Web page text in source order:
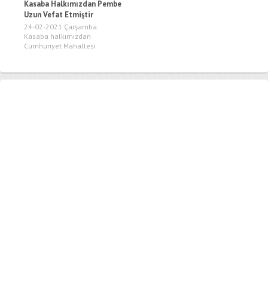
Kasaba Halkımızdan Pembe
Uzun Vefat Etmiştir
24-02-2021 Çarşamba:
Kasaba halkımızdan
Cumhuriyet Mahallesi